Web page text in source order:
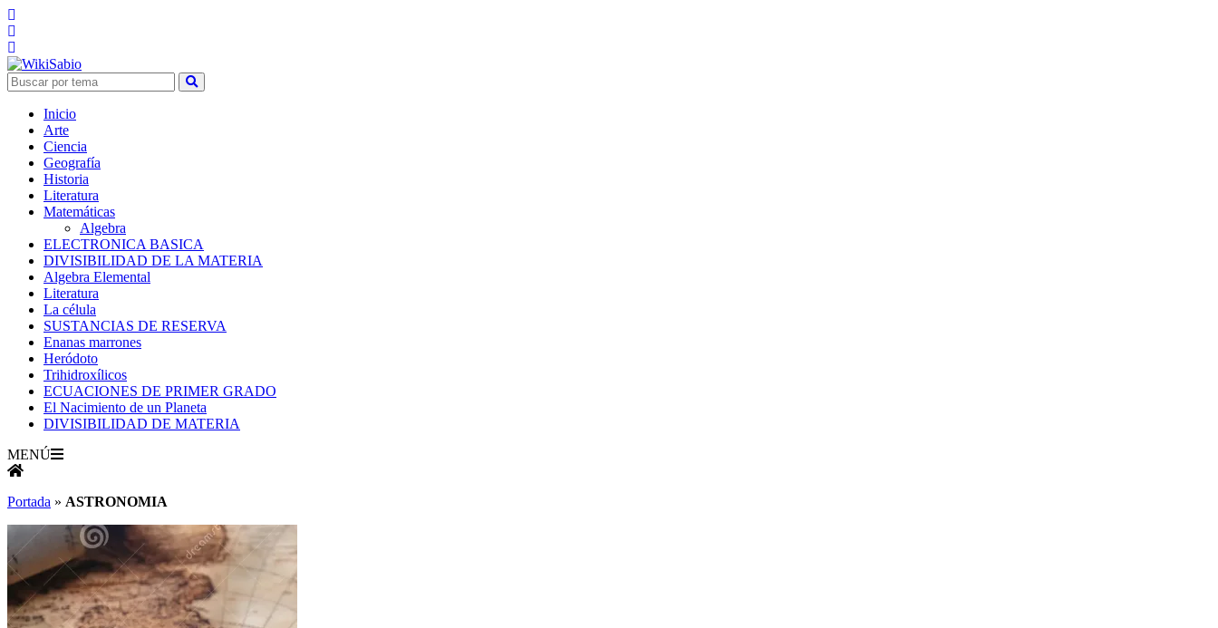
Inicio
Arte
Ciencia
Geografía
Historia
Literatura
Matemáticas
Algebra
ELECTRONICA BASICA
DIVISIBILIDAD DE LA MATERIA
Algebra Elemental
Literatura
La célula
SUSTANCIAS DE RESERVA
Enanas marrones
Heródoto
Trihidroxílicos
ECUACIONES DE PRIMER GRADO
El Nacimiento de un Planeta
DIVISIBILIDAD DE MATERIA
MENÚ
Portada » ASTRONOMIA